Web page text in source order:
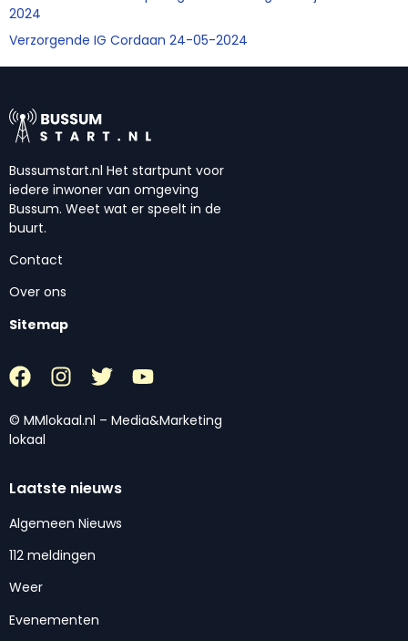
2024
Verzorgende IG Cordaan 24-05-2024
Bussumstart.nl Het startpunt voor
iedere inwoner van omgeving
Bussum. Weet wat er speelt in de
buurt.
Contact
Over ons
Sitemap
© MMlokaal.nl – Media&Marketing
lokaal
Laatste nieuws
Algemeen Nieuws
112 meldingen
Weer
Evenementen